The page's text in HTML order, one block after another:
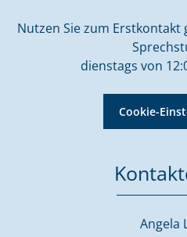
Nutzen Sie zum
dienstags von
Cookie-
Angela